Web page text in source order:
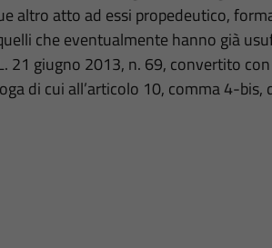
altro atto ad essi propedeutico,
che eventualmente hanno già
21 giugno 2013, n. 69, convertito con
di cui all’articolo 10, comma 4-bis,